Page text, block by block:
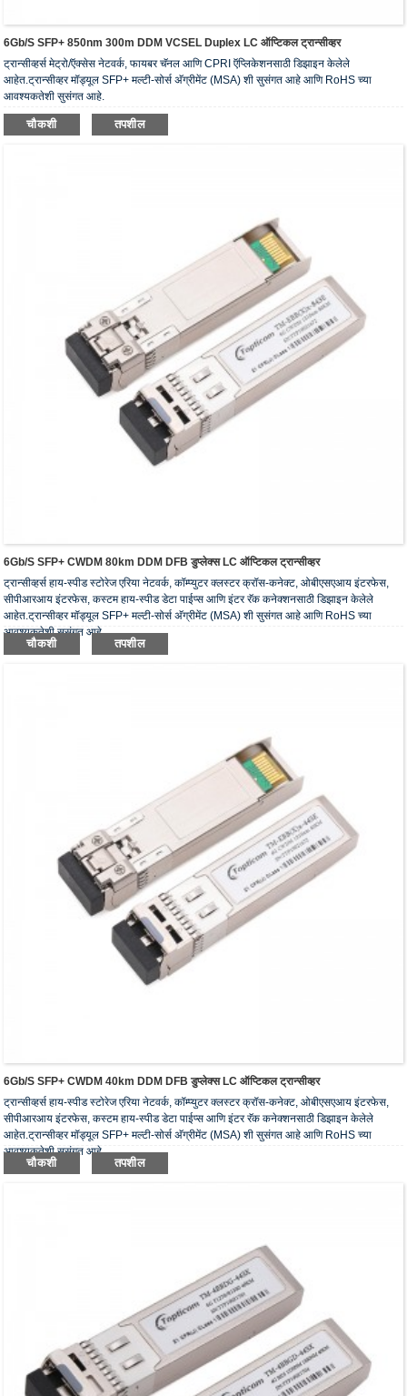
6Gb/s SFP+ 850nm 300m DDM VCSEL Duplex LC ऑप्टिकल ट्रान्सीव्हर
ट्रान्सीव्हर्स मेट्रो/ऍक्सेस नेटवर्क, फायबर चॅनल आणि CPRI ऍप्लिकेशनसाठी डिझाइन केलेले
आहेत.ट्रान्सीव्हर मॉड्यूल SFP+ मल्टी-सोर्स अ‍ॅग्रीमेंट (MSA) शी सुसंगत आहे आणि RoHS च्या
आवश्यकतेशी सुसंगत आहे.
चौकशी तपशील
6Gb/s SFP+ CWDM 80km DDM DFB डुप्लेक्स LC ऑप्टिकल ट्रान्सीव्हर
ट्रान्सीव्हर्स हाय-स्पीड स्टोरेज एरिया नेटवर्क, कॉम्प्युटर क्लस्टर क्रॉस-कनेक्ट, ओबीएसएआय इंटरफेस,
सीपीआरआय इंटरफेस, कस्टम हाय-स्पीड डेटा पाईप्स आणि इंटर रॅक कनेक्शनसाठी डिझाइन केलेले
आहेत.ट्रान्सीव्हर मॉड्यूल SFP+ मल्टी-सोर्स अ‍ॅग्रीमेंट (MSA) शी सुसंगत आहे आणि RoHS च्या
आवश्यकतेशी सुसंगत आहे.
चौकशी तपशील
6Gb/s SFP+ CWDM 40km DDM DFB डुप्लेक्स LC ऑप्टिकल ट्रान्सीव्हर
ट्रान्सीव्हर्स हाय-स्पीड स्टोरेज एरिया नेटवर्क, कॉम्प्युटर क्लस्टर क्रॉस-कनेक्ट, ओबीएसएआय इंटरफेस,
सीपीआरआय इंटरफेस, कस्टम हाय-स्पीड डेटा पाईप्स आणि इंटर रॅक कनेक्शनसाठी डिझाइन केलेले
आहेत.ट्रान्सीव्हर मॉड्यूल SFP+ मल्टी-सोर्स अ‍ॅग्रीमेंट (MSA) शी सुसंगत आहे आणि RoHS च्या
आवश्यकतेशी सुसंगत आहे.
चौकशी तपशील